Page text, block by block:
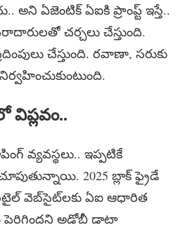
అని ఏజెంటిక్‌ ఏఐకి ప్రాంప్ట్‌ ఇస్తే..
చర్చలు చేస్తుంది.
చేస్తుంది. రవాణా, సరుకు
వ్యవస్థలు.. ఇప్పటికే
2025 బ్లాక్‌ ఫ్రైడే
వెబ్‌సైట్‌లకు ఏఐ ఆధారిత
పెరిగిందని అడోబీ డాటా